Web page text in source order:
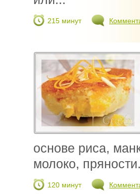
215 минут
основе риса,
молоко,
120 минут